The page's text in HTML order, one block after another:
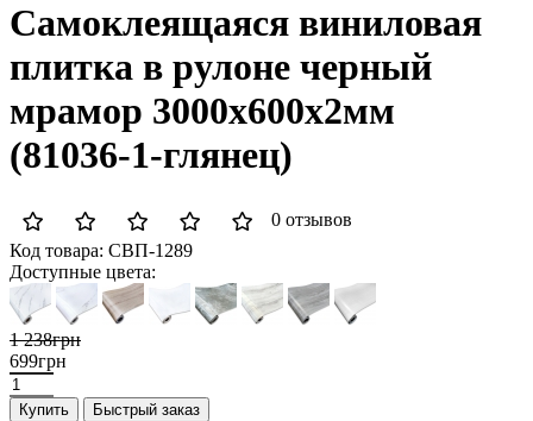
Самоклеящаяся виниловая
плитка в рулоне черный
мрамор 3000х600х2мм
(81036-1-глянец)
0 отзывов
Код товара: СВП-1289
Доступные цвета:
1 238грн
699грн
Купить Быстрый заказ